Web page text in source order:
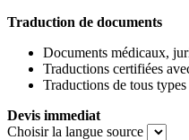
Traduction de documents
Documents médicaux,
Traductions certifiées
Traductions de tous
Devis immediat
Choisir la langue source